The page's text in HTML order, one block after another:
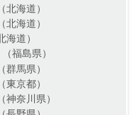
北海道）
北海道）
海道）
福島県）
群馬県）
東京都）
神奈川県）